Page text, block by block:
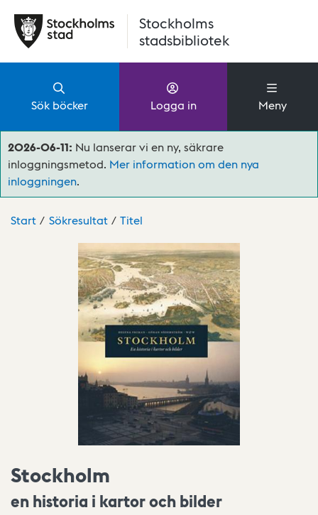
Stockholms
stadsbibliotek
Sök böcker Logga in Meny
2026-06-11: Nu lanserar vi en ny, säkrare
inloggningsmetod. Mer information om den nya
inloggningen.
Start Sökresultat Titel
Stockholm
en historia i kartor och bilder